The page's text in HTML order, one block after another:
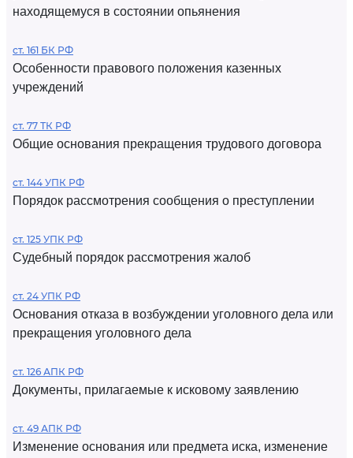
находящемуся в состоянии опьянения
ст. 161 БК РФ
Особенности правового положения казенных
учреждений
ст. 77 ТК РФ
Общие основания прекращения трудового договора
ст. 144 УПК РФ
Порядок рассмотрения сообщения о преступлении
ст. 125 УПК РФ
Судебный порядок рассмотрения жалоб
ст. 24 УПК РФ
Основания отказа в возбуждении уголовного дела или
прекращения уголовного дела
ст. 126 АПК РФ
Документы, прилагаемые к исковому заявлению
ст. 49 АПК РФ
Изменение основания или предмета иска, изменение